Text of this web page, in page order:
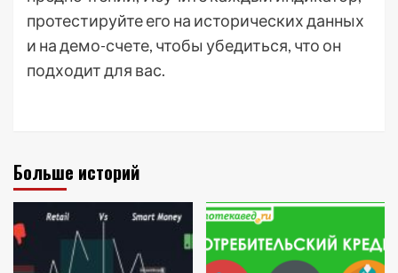
протестируйте его на исторических данных
и на демо-счете, чтобы убедиться, что он
подходит для вас.
Больше историй